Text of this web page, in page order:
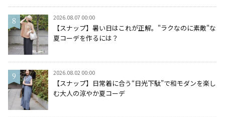
2026.08.07 00:00
【スナップ】暑い日はこれが正解。"ラクなのに素敵"な
夏コーデを作るには？
2026.08.02 00:00
【スナップ】日常着に合う“日光下駄”で和モダンを楽し
む大人の涼やか夏コーデ